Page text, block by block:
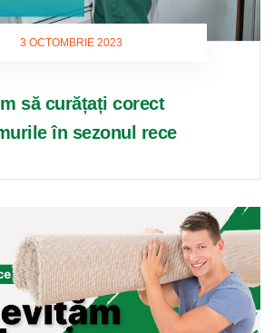
3 OCTOMBRIE 2023
să curățați corect
în sezonul rece